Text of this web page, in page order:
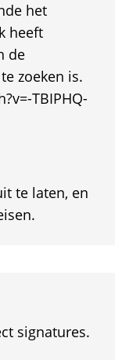
het
heeft
de
zoeken is.
TBIPHQ-
te laten, en
signatures.